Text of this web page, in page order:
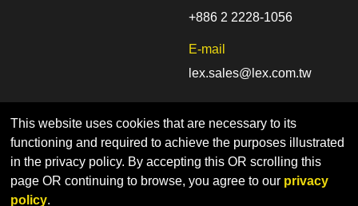
+886 2 2228-1056
E-mail
lex.sales@lex.com.tw
Home Sitemap Privacy Policy
This website uses cookies that are necessary to its
functioning and required to achieve the purposes illustrated
in the privacy policy. By accepting this OR scrolling this
page OR continuing to browse, you agree to our privacy
policy.